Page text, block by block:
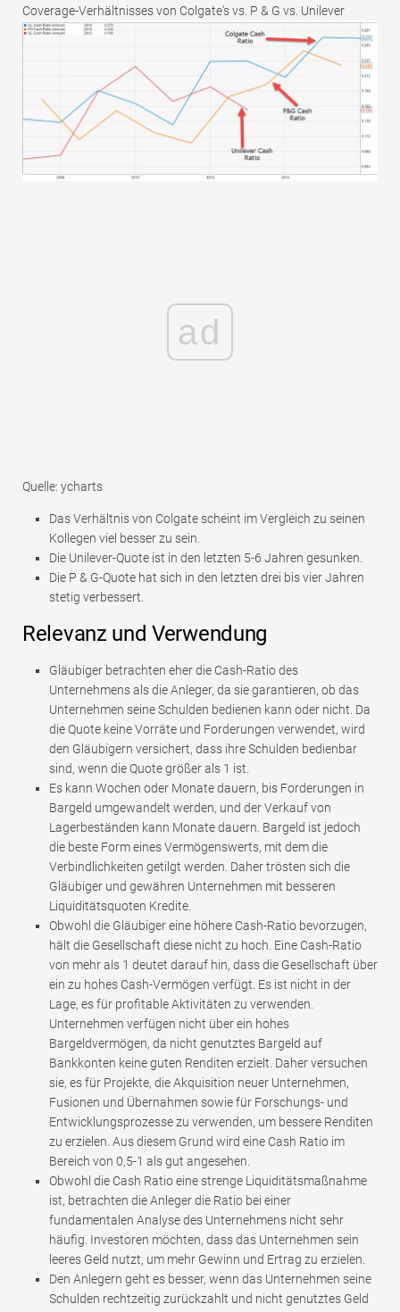
Coverage-Verhältnisses von Colgate's vs. P & G vs. Unilever
ad
Quelle: ycharts
Das Verhältnis von Colgate scheint im Vergleich zu seinen
Kollegen viel besser zu sein.
Die Unilever-Quote ist in den letzten 5-6 Jahren gesunken.
Die P & G-Quote hat sich in den letzten drei bis vier Jahren
stetig verbessert.
Relevanz und Verwendung
Gläubiger betrachten eher die Cash-Ratio des
Unternehmens als die Anleger, da sie garantieren, ob das
Unternehmen seine Schulden bedienen kann oder nicht. Da
die Quote keine Vorräte und Forderungen verwendet, wird
den Gläubigern versichert, dass ihre Schulden bedienbar
sind, wenn die Quote größer als 1 ist.
Es kann Wochen oder Monate dauern, bis Forderungen in
Bargeld umgewandelt werden, und der Verkauf von
Lagerbeständen kann Monate dauern. Bargeld ist jedoch
die beste Form eines Vermögenswerts, mit dem die
Verbindlichkeiten getilgt werden. Daher trösten sich die
Gläubiger und gewähren Unternehmen mit besseren
Liquiditätsquoten Kredite.
Obwohl die Gläubiger eine höhere Cash-Ratio bevorzugen,
hält die Gesellschaft diese nicht zu hoch. Eine Cash-Ratio
von mehr als 1 deutet darauf hin, dass die Gesellschaft über
ein zu hohes Cash-Vermögen verfügt. Es ist nicht in der
Lage, es für profitable Aktivitäten zu verwenden.
Unternehmen verfügen nicht über ein hohes
Bargeldvermögen, da nicht genutztes Bargeld auf
Bankkonten keine guten Renditen erzielt. Daher versuchen
sie, es für Projekte, die Akquisition neuer Unternehmen,
Fusionen und Übernahmen sowie für Forschungs- und
Entwicklungsprozesse zu verwenden, um bessere Renditen
zu erzielen. Aus diesem Grund wird eine Cash Ratio im
Bereich von 0,5-1 als gut angesehen.
Obwohl die Cash Ratio eine strenge Liquiditätsmaßnahme
ist, betrachten die Anleger die Ratio bei einer
fundamentalen Analyse des Unternehmens nicht sehr
häufig. Investoren möchten, dass das Unternehmen sein
leeres Geld nutzt, um mehr Gewinn und Ertrag zu erzielen.
Den Anlegern geht es besser, wenn das Unternehmen seine
Schulden rechtzeitig zurückzahlt und nicht genutztes Geld